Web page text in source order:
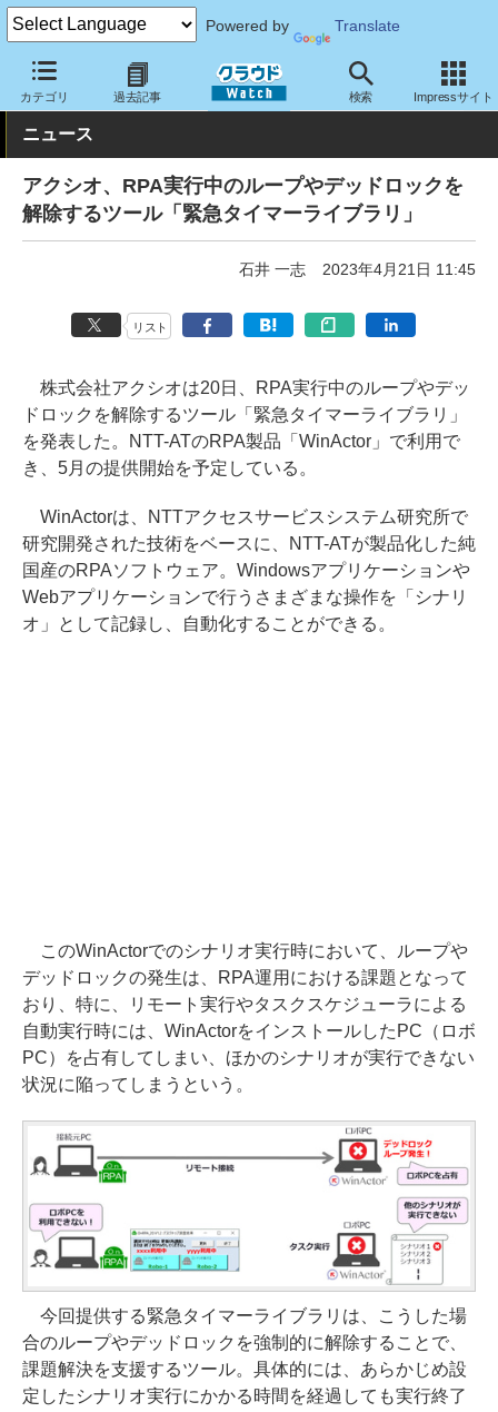
Powered by Translate
カテゴリ 過去記事 検索 Impressサイト
クラウド Watch サービス・ソフト ソフトウェア その他
ニュース
アクシオ、RPA実行中のループやデッドロックを
解除するツール「緊急タイマーライブラリ」
石井 一志 2023年4月21日 11:45
リスト
株式会社アクシオは20日、RPA実行中のループやデッ
ドロックを解除するツール「緊急タイマーライブラリ」
を発表した。NTT-ATのRPA製品「WinActor」で利用で
き、5月の提供開始を予定している。
WinActorは、NTTアクセスサービスシステム研究所で
研究開発された技術をベースに、NTT-ATが製品化した純
国産のRPAソフトウェア。Windowsアプリケーションや
Webアプリケーションで行うさまざまな操作を「シナリ
オ」として記録し、自動化することができる。
このWinActorでのシナリオ実行時において、ループや
デッドロックの発生は、RPA運用における課題となって
おり、特に、リモート実行やタスクスケジューラによる
自動実行時には、WinActorをインストールしたPC（ロボ
PC）を占有してしまい、ほかのシナリオが実行できない
状況に陥ってしまうという。
今回提供する緊急タイマーライブラリは、こうした場
合のループやデッドロックを強制的に解除することで、
課題解決を支援するツール。具体的には、あらかじめ設
定したシナリオ実行にかかる時間を経過しても実行終了